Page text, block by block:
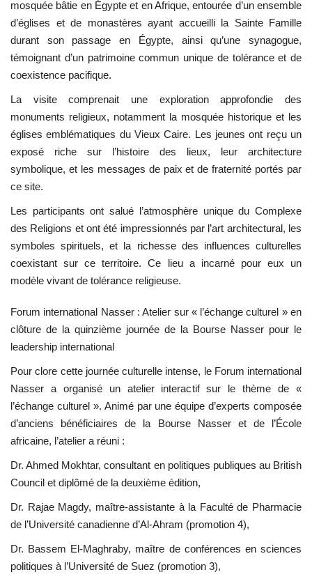
mosquée bâtie en Égypte et en Afrique, entourée d’un ensemble
d’églises et de monastères ayant accueilli la Sainte Famille
durant son passage en Égypte, ainsi qu’une synagogue,
témoignant d’un patrimoine commun unique de tolérance et de
coexistence pacifique.
La visite comprenait une exploration approfondie des
monuments religieux, notamment la mosquée historique et les
églises emblématiques du Vieux Caire. Les jeunes ont reçu un
exposé riche sur l’histoire des lieux, leur architecture
symbolique, et les messages de paix et de fraternité portés par
ce site.
Les participants ont salué l’atmosphère unique du Complexe
des Religions et ont été impressionnés par l’art architectural, les
symboles spirituels, et la richesse des influences culturelles
coexistant sur ce territoire. Ce lieu a incarné pour eux un
modèle vivant de tolérance religieuse.
Forum international Nasser : Atelier sur « l’échange culturel » en
clôture de la quinzième journée de la Bourse Nasser pour le
leadership international
Pour clore cette journée culturelle intense, le Forum international
Nasser a organisé un atelier interactif sur le thème de «
l’échange culturel ». Animé par une équipe d’experts composée
d’anciens bénéficiaires de la Bourse Nasser et de l’École
africaine, l’atelier a réuni :
Dr. Ahmed Mokhtar, consultant en politiques publiques au British
Council et diplômé de la deuxième édition,
Dr. Rajae Magdy, maître-assistante à la Faculté de Pharmacie
de l’Université canadienne d’Al-Ahram (promotion 4),
Dr. Bassem El-Maghraby, maître de conférences en sciences
politiques à l’Université de Suez (promotion 3),